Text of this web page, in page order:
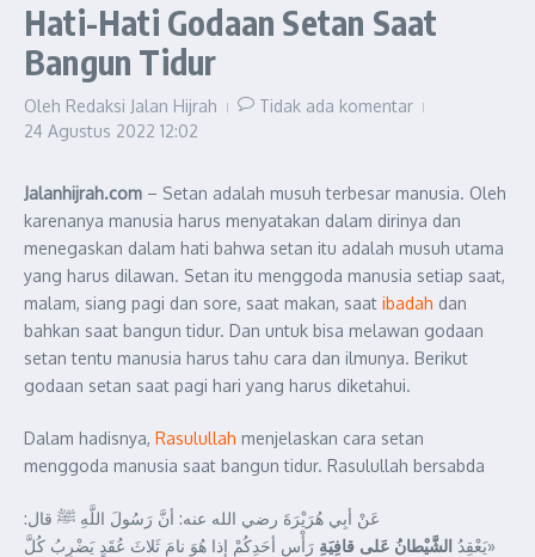
Hati-Hati Godaan Setan Saat
Bangun Tidur
Oleh Redaksi Jalan Hijrah
Tidak ada komentar
24 Agustus 2022 12:02
Jalanhijrah.com – Setan adalah musuh terbesar manusia. Oleh
karenanya manusia harus menyatakan dalam dirinya dan
menegaskan dalam hati bahwa setan itu adalah musuh utama
yang harus dilawan. Setan itu menggoda manusia setiap saat,
malam, siang pagi dan sore, saat makan, saat ibadah dan
bahkan saat bangun tidur. Dan untuk bisa melawan godaan
setan tentu manusia harus tahu cara dan ilmunya. Berikut
godaan setan saat pagi hari yang harus diketahui.
Dalam hadisnya, Rasulullah menjelaskan cara setan
menggoda manusia saat bangun tidur. Rasulullah bersabda
عَنْ أبِي هُرَيْرَةَ رضي الله عنه: أنَّ رَسُولَ اللَّهِ ﷺ قال:
«يَعْقِدُ الشَّيْطانُ عَلى قافِيَةِ رَأْسِ أحَدِكُمْ إذا هُوَ نامَ ثَلاثَ عُقَدٍ يَضْرِبُ كُلَّ